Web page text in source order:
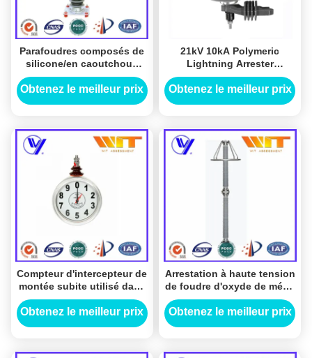
Parafoudres composés de
silicone/en caoutchouc
électriques d'oxyde de zinc
pour le circuit à haute
Obtenez le meilleur prix
21kV 10kA Polymeric
Lightning Arrester
YH10W5-21 for Substation
Obtenez le meilleur prix
Compteur d'intercepteur de
montée subite utilisé dans
le dispositif de protection
de montée subite de
Obtenez le meilleur prix
Arrestation à haute tension
de foudre d'oxyde de métal
de sous-station
d'équipement,
intercepteurs de montée
Obtenez le meilleur prix